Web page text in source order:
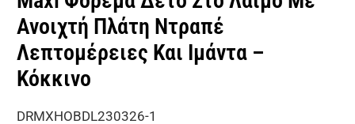
Ανοιχτή Πλάτη Ντραπέ
Λεπτομέρειες Και Ιμάντα –
Κόκκινο
DRMXHOBDL230326-1